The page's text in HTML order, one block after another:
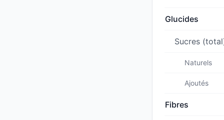
Glucides
Sucres
Naturels
Ajoutés
Fibres